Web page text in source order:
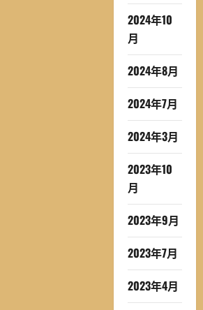
2024年10
月
2024年8月
2024年7月
2024年3月
2023年10
月
2023年9月
2023年7月
2023年4月